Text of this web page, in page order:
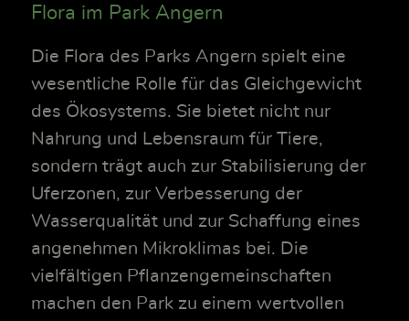
Flora im Park Angern
Die Flora des Parks Angern spielt eine
wesentliche Rolle für das Gleichgewicht
des Ökosystems. Sie bietet nicht nur
Nahrung und Lebensraum für Tiere,
sondern trägt auch zur Stabilisierung der
Uferzonen, zur Verbesserung der
Wasserqualität und zur Schaffung eines
angenehmen Mikroklimas bei. Die
vielfältigen Pflanzengemeinschaften
machen den Park zu einem wertvollen